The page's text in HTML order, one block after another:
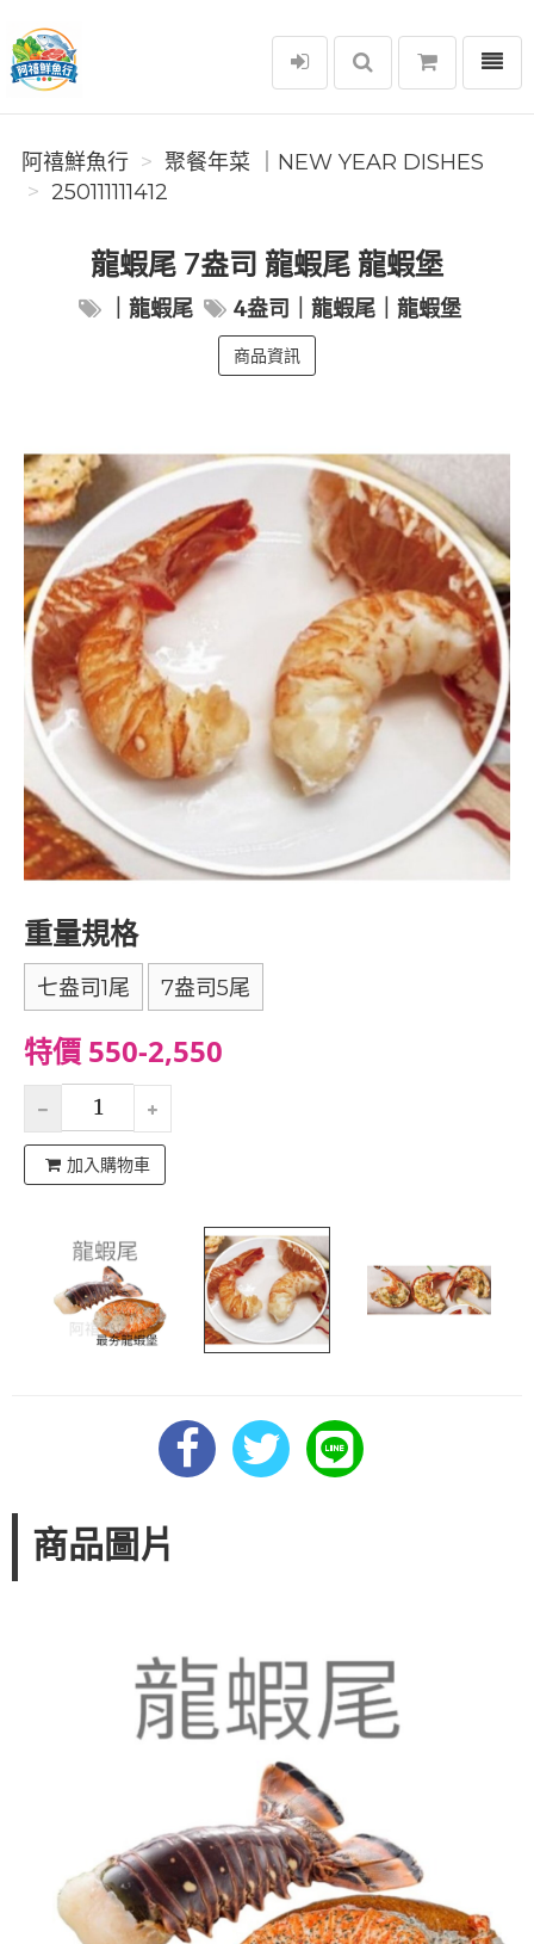
阿禧鮮魚行
選單
阿禧鮮魚行
️聚餐年菜 ｜NEW YEAR DISHES
250111111412
龍蝦尾 7盎司 龍蝦尾 龍蝦堡
｜龍蝦尾 4盎司｜龍蝦尾｜龍蝦堡
商品資訊
重量規格
七盎司1尾 7盎司5尾
特價 550-2,550
加入購物車
商品圖片